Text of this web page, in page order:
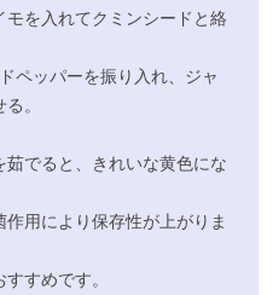
を入れてクミンシードと絡
ペッパーを振り入れ、ジャ
。
でると、きれいな黄色にな
用により保存性が上がりま
すめです。